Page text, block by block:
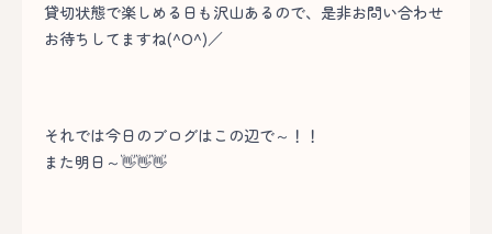
貸切状態で楽しめる日も沢山あるので、是非お問い合わせ
お待ちしてますね(^O^)／
それでは今日のブログはこの辺で～！！
また明日～👋👋👋